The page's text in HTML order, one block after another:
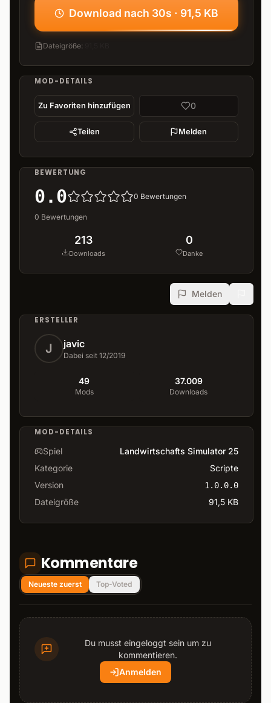
Download nach 30s · 91,5 KB
Dateigröße:
MOD-DETAILS
Zu Favoriten hinzufügen 0
Teilen Melden
BEWERTUNG
0.0 0 Bewertungen
0 Bewertungen
213
Downloads
0
Danke
Melden
ERSTELLER
J javic
Dabei seit 12/2019
49
Mods
37.009
Downloads
MOD-DETAILS
Spiel
Landwirtschafts Simulator 25
Kategorie
Scripte
Version
1.0.0.0
Dateigröße 91,5 KB
Kommentare
Neueste zuerst Top-Voted
Du musst eingeloggt sein um zu
kommentieren.
Anmelden